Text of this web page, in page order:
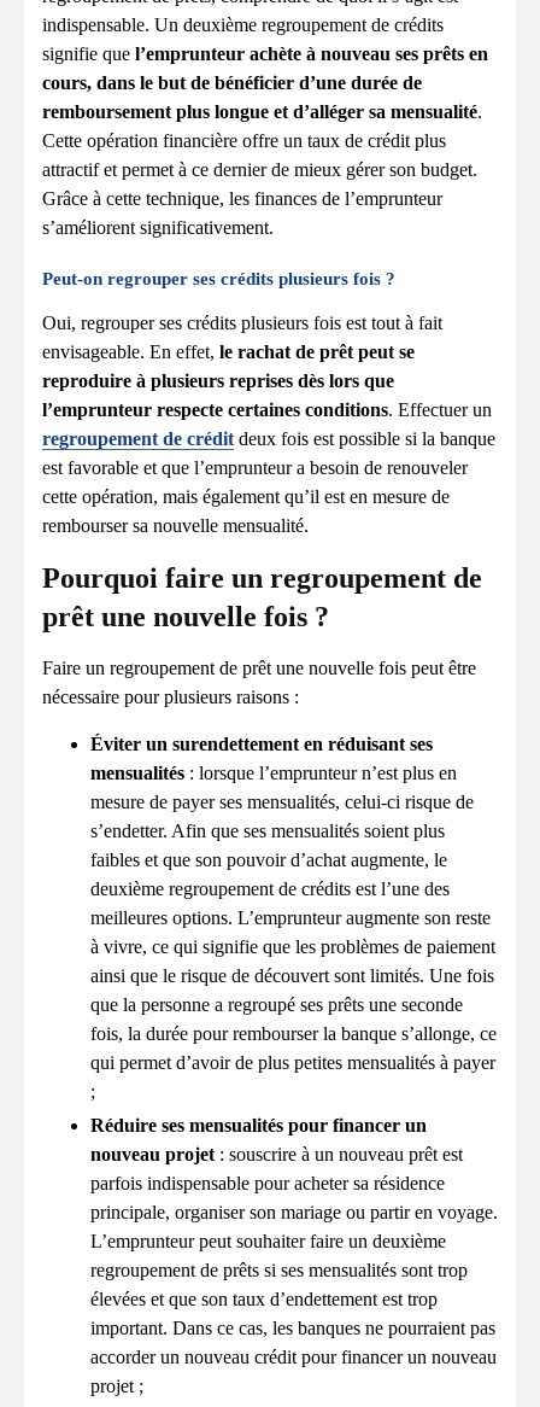
indispensable. Un deuxième regroupement de crédits
signifie que l’emprunteur achète à nouveau ses prêts en
cours, dans le but de bénéficier d’une durée de
remboursement plus longue et d’alléger sa mensualité.
Cette opération financière offre un taux de crédit plus
attractif et permet à ce dernier de mieux gérer son budget.
Grâce à cette technique, les finances de l’emprunteur
s’améliorent significativement.
Peut-on regrouper ses crédits plusieurs fois ?
Oui, regrouper ses crédits plusieurs fois est tout à fait
envisageable. En effet, le rachat de prêt peut se
reproduire à plusieurs reprises dès lors que
l’emprunteur respecte certaines conditions. Effectuer un
regroupement de crédit deux fois est possible si la banque
est favorable et que l’emprunteur a besoin de renouveler
cette opération, mais également qu’il est en mesure de
rembourser sa nouvelle mensualité.
Pourquoi faire un regroupement de
prêt une nouvelle fois ?
Faire un regroupement de prêt une nouvelle fois peut être
nécessaire pour plusieurs raisons :
Éviter un surendettement en réduisant ses
mensualités : lorsque l’emprunteur n’est plus en
mesure de payer ses mensualités, celui-ci risque de
s’endetter. Afin que ses mensualités soient plus
faibles et que son pouvoir d’achat augmente, le
deuxième regroupement de crédits est l’une des
meilleures options. L’emprunteur augmente son reste
à vivre, ce qui signifie que les problèmes de paiement
ainsi que le risque de découvert sont limités. Une fois
que la personne a regroupé ses prêts une seconde
fois, la durée pour rembourser la banque s’allonge, ce
qui permet d’avoir de plus petites mensualités à payer
;
Réduire ses mensualités pour financer un
nouveau projet : souscrire à un nouveau prêt est
parfois indispensable pour acheter sa résidence
principale, organiser son mariage ou partir en voyage.
L’emprunteur peut souhaiter faire un deuxième
regroupement de prêts si ses mensualités sont trop
élevées et que son taux d’endettement est trop
important. Dans ce cas, les banques ne pourraient pas
accorder un nouveau crédit pour financer un nouveau
projet ;